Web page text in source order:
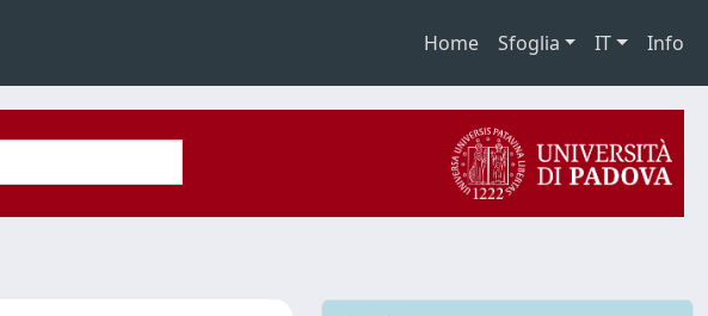
Home Sfoglia IT Info